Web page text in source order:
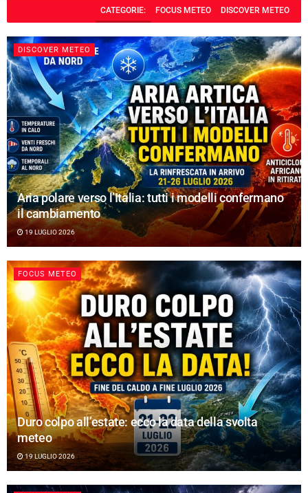
CATEGORIE: FOCUS METEO DISCOVER METEO
DISCOVER METEO
Aria polare verso l’Italia: tutti i modelli confermano
il cambiamento
19 LUGLIO 2026
FOCUS METEO
Duro colpo all’estate: ecco la data della svolta
meteo
19 LUGLIO 2026